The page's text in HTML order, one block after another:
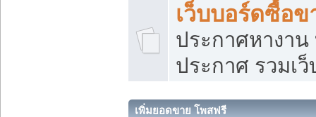
เว็บบอร์ดซื้อข
ประกาศหางาน
ประกาศ รวมเ
เพิ่มยอดขาย โพสฟรี